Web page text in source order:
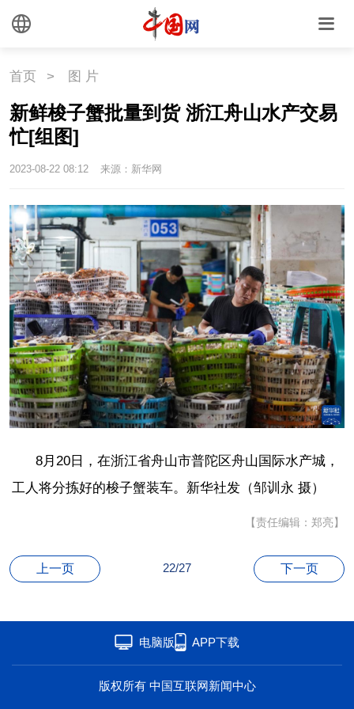
中国关键词
文化 文创 艺术
时尚
中国瓷
国情
国情 助残 一带一路
海洋 草原 湾区
联盟 心理 老年
首页 > 图 片
新鲜梭子蟹批量到货 浙江舟山水产交易
忙[组图]
2023-08-22 08:12 来源：新华网
8月20日，在浙江省舟山市普陀区舟山国际水产城，
工人将分拣好的梭子蟹装车。新华社发（邹训永 摄）
【责任编辑：郑亮】
上一页 22/27 下一页
电脑版 APP下载
版权所有 中国互联网新闻中心